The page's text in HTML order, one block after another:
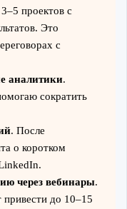
проектов с
Это
с
аналитики.
сократить
. После
о коротком
через вебинары.
до 10–15